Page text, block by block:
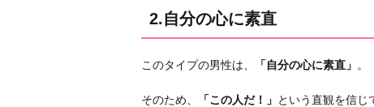
タ
イ
5.
【浮
2.自分の心に素直
このタイプの男性は、 「自分の心に素直」 。
そのため、 「この人だ！」 という直観を信じ